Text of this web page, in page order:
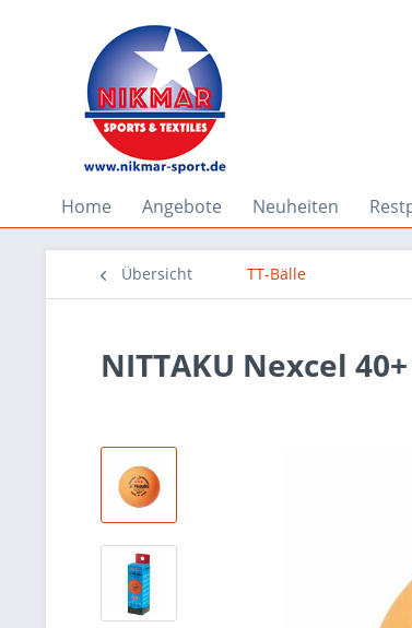
Home Angebote Neuheiten
Übersicht TT-Bälle
NITTAKU Nexcel